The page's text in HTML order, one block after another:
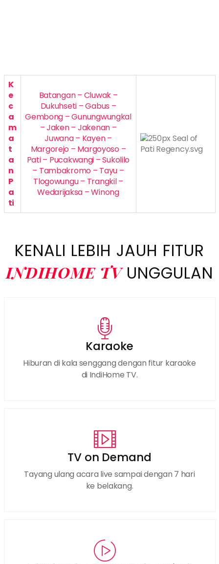
K
e
c
a
m
a
t
a
n
P
a
ti
Batangan – Cluwak –
Dukuhseti – Gabus –
Gembong – Gunungwungkal
– Jaken – Jakenan –
Juwana – Kayen –
Margorejo – Margoyoso –
Pati – Pucakwangi – Sukolilo
– Tambakromo – Tayu –
Tlogowungu – Trangkil –
Wedarijaksa – Winong
KENALI LEBIH JAUH FITUR
INDIHOME TVUNGGULAN
Karaoke
Hiburan di kala senggang dengan fitur karaoke
di IndiHome TV.
TV on Demand
Tayang ulang acara live sampai dengan 7 hari
ke belakang.